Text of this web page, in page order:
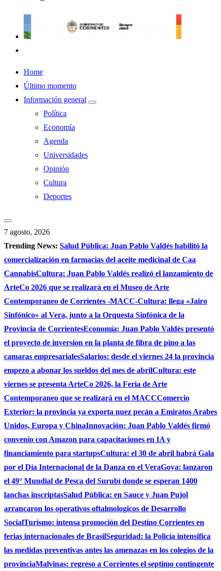
Home
Último momento
Información general
Política
Economía
Agenda
Universidades
Opinión
Cultura
Deportes
7 agosto, 2026
Trending News: Salud Pública: Juan Pablo Valdés habilitó la
comercialización en farmacias del aceite medicinal de Caa
CannabisCultura: Juan Pablo Valdés realizó el lanzamiento de
ArteCo 2026 que se realizará en el Museo de Arte
Contemporaneo de Corrientes -MACC-Cultura: llega «Jairo
Sinfónico» al Vera, junto a la Orquesta Sinfónica de la
Provincia de CorrientesEconomía: Juan Pablo Valdés presentó
el proyecto de inversion en la planta de fibra de pino a las
camaras empresarialesSalarios: desde el viernes 24 la provincia
empezo a abonar los sueldos del mes de abrilCultura: este
viernes se presenta ArteCo 2026, la Feria de Arte
Contemporaneo que se realizará en el MACCComercio
Exterior: la provincia ya exporta nuez pecán a Emiratos Arabes
Unidos, Europa y ChinaInnovación: Juan Pablo Valdés firmó
convenio con Amazon para capacitaciones en IA y
financiamiento para startupsCultura: el 30 de abril habrá Gala
por el Día Internacional de la Danza en el VeraGoya: lanzaron
el 49° Mundial de Pesca del Surubí donde se esperan 1400
lanchas inscriptasSalud Pública: en Sauce y Juan Pujol
arrancaron los operativos oftalmologicos de Desarrollo
SocialTurismo: intensa promoción del Destino Corrientes en
ferias internacionales de BrasilSeguridad: la Policía intensifica
las medidas preventivas antes las amenazas en los colegios de la
provinciaMalvinas: regreso a Corrientes el septimo contingente